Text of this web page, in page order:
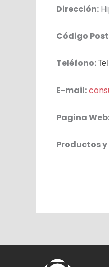
Dirección:
Código
Teléfono:
E-mail:
Pagina
Productos